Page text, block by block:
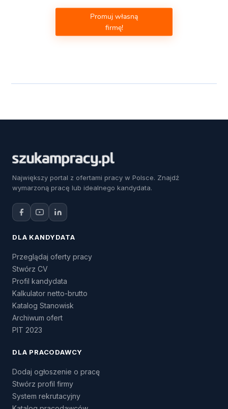
Promuj własną
firmę!
Największy portal z ofertami pracy w Polsce. Znajdź
wymarzoną pracę lub idealnego kandydata.
DLA KANDYDATA
Przeglądaj oferty pracy
Stwórz CV
Profil kandydata
Kalkulator netto-brutto
Katalog Stanowisk
Archiwum ofert
PIT 2023
DLA PRACODAWCY
Dodaj ogłoszenie o pracę
Stwórz profil firmy
System rekrutacyjny